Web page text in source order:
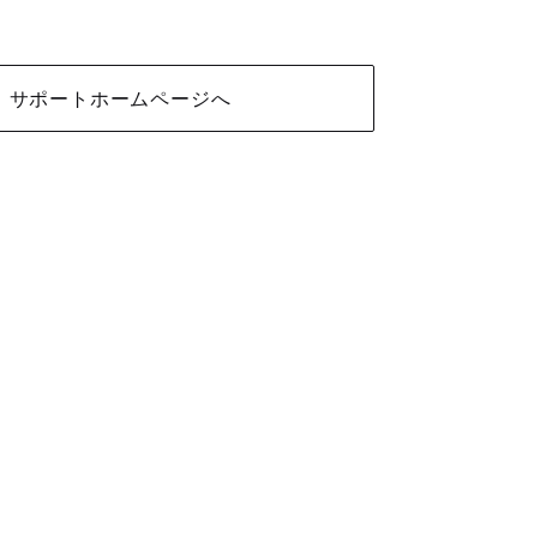
サポートホームページへ